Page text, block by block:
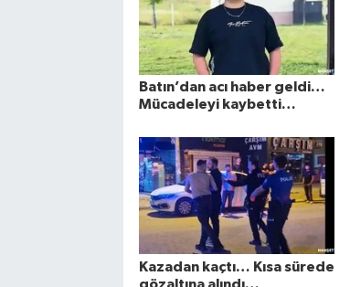
Batın’dan acı haber geldi…
Mücadeleyi kaybetti…
Kazadan kaçtı… Kısa sürede
gözaltına alındı…